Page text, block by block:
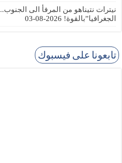
نيترات نتيناهو من المرفأ الى
الجغرافيا”بالقوة! 2026-08-03
تابعونا على فيسبوك